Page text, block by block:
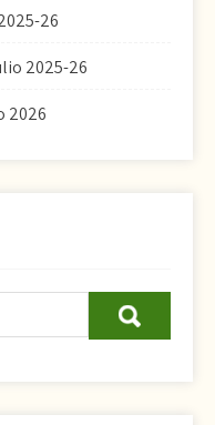
26
2025-26
2026